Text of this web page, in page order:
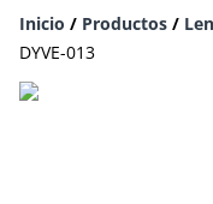
Inicio / Productos /
DYVE-013